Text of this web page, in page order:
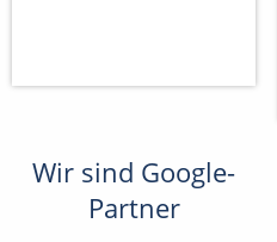
Wir sind Google-
Partner